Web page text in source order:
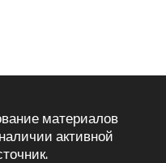
материалов
активной